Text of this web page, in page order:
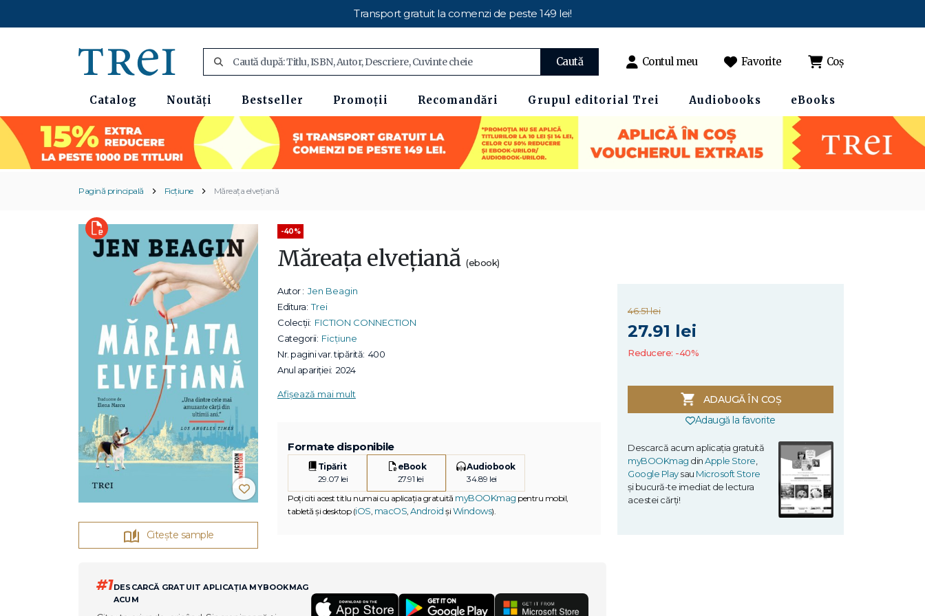
Transport gratuit la comenzi de peste 149 lei!
Caută Contul meu Favorite Coș
Catalog Noutăți Bestseller Promoții Recomandări Grupul editorial Trei Audiobooks eBooks
Pagină principală Ficțiune Măreața elvețiană
Citește sample
-40%
Măreața elvețiană (ebook)
Autor : Jen Beagin
Editura: Trei
Colecții: FICTION CONNECTION
Categorii: Ficțiune
Nr. pagini var. tipărită: 400
Anul apariției: 2024
Afișează mai mult
Formate disponibile
Tipărit
29.07 lei
eBook
27.91 lei
Audiobook
34.89 lei
Poți citi acest titlu numai cu aplicația gratuită myBOOKmag pentru mobil,
tabletă și desktop (iOS macOS Android și Windows).
46.51 lei
27.91 lei
Reducere: -40%
ADAUGĂ ÎN COȘ
Adaugă la favorite
Descarcă acum aplicația gratuită
myBOOKmag dinApple Store
Google Playsau Microsoft Store
și bucură-te imediat de lectura
acestei cărți!
#1DESCARCĂ GRATUIT APLICAȚIA MYBOOKMAG
ACUM